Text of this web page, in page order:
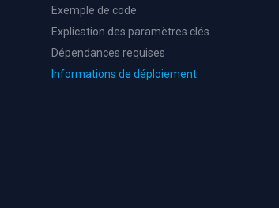
Exemple de code
Explication des paramètres clés
Dépendances requises
Informations de déploiement